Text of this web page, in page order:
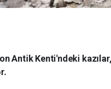
Antik Kenti'ndeki